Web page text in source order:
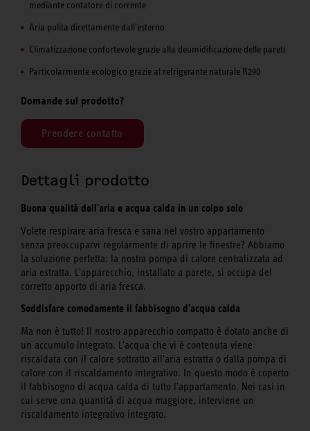
mediante contatore di corrente
Aria pulita direttamente dall'esterno
Climatizzazione confortevole grazie alla deumidificazione delle pareti
Particolarmente ecologico grazie al refrigerante naturale R290
Domande sul prodotto?
Prendere contatto
Dettagli prodotto
Buona qualità dell'aria e acqua calda in un colpo solo
Volete respirare aria fresca e sana nel vostro appartamento
senza preoccuparvi regolarmente di aprire le finestre? Abbiamo
la soluzione perfetta: la nostra pompa di calore centralizzata ad
aria estratta. L'apparecchio, installato a parete, si occupa del
corretto apporto di aria fresca.
Soddisfare comodamente il fabbisogno d'acqua calda
Ma non è tutto! Il nostro apparecchio compatto è dotato anche di
un accumulo integrato. L'acqua che vi è contenuta viene
riscaldata con il calore sottratto all'aria estratta o dalla pompa di
calore con il riscaldamento integrativo. In questo modo è coperto
il fabbisogno di acqua calda di tutto l'appartamento. Nei casi in
cui serve una quantità di acqua maggiore, interviene un
riscaldamento integrativo integrato.